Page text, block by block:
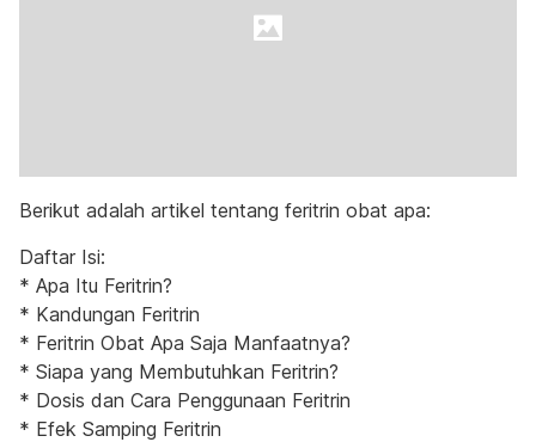
Berikut adalah artikel tentang feritrin obat apa:
Daftar Isi:
* Apa Itu Feritrin?
* Kandungan Feritrin
* Feritrin Obat Apa Saja Manfaatnya?
* Siapa yang Membutuhkan Feritrin?
* Dosis dan Cara Penggunaan Feritrin
* Efek Samping Feritrin